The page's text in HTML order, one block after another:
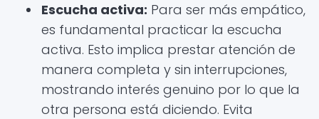
Escucha activa: Para ser más empático,
es fundamental practicar la escucha
activa. Esto implica prestar atención de
manera completa y sin interrupciones,
mostrando interés genuino por lo que la
otra persona está diciendo. Evita